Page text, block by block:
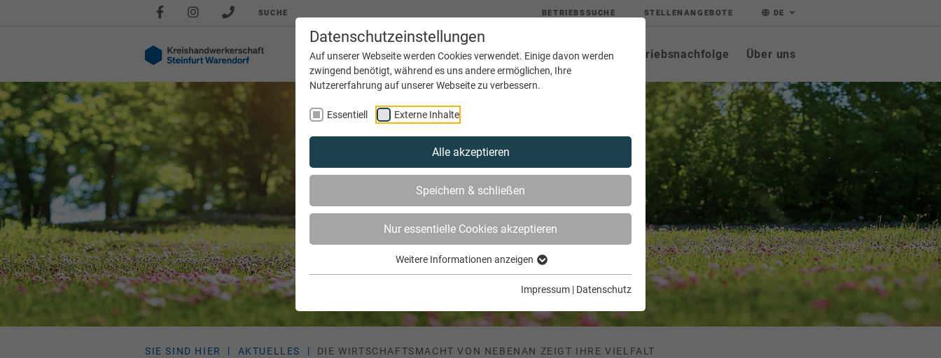
Datenschutzeinstellungen
Auf unserer Webseite werden Cookies verwendet. Einige davon werden
zwingend benötigt, während es uns andere ermöglichen, Ihre
Nutzererfahrung auf unserer Webseite zu verbessern.
Essentiell Externe Inhalte
Alle akzeptieren
Speichern & schließen
Nur essentielle Cookies akzeptieren
Weitere Informationen anzeigen
Impressum | Datenschutz
SUCHE BETRIEBSSUCHE STELLENANGEBOTE DE
Aktuelles Service Bildung Innungen Netzwerke Betriebsnachfolge Über uns
SIE SIND HIER AKTUELLES DIE WIRTSCHAFTSMACHT VON NEBENAN ZEIGT IHRE VIELFALT